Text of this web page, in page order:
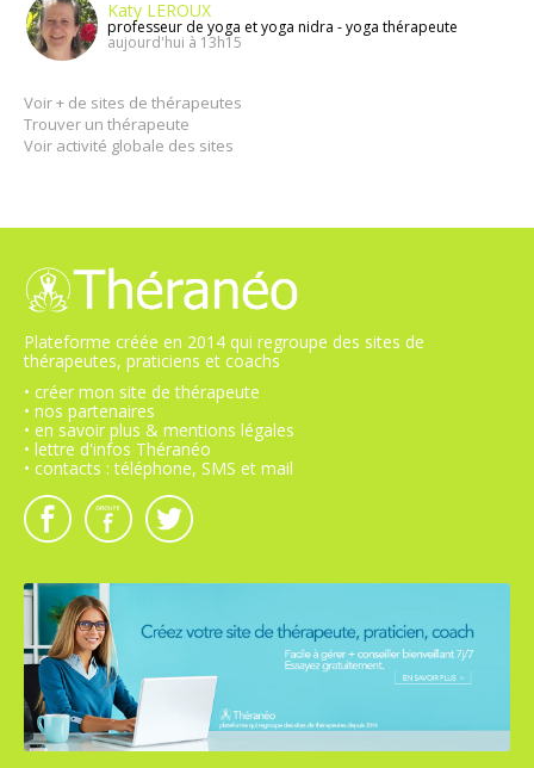
Katy LEROUX
professeur de yoga et yoga nidra - yoga thérapeute
aujourd'hui à 13h15
Voir + de sites de thérapeutes
Trouver un thérapeute
Voir activité globale des sites
Plateforme créée en 2014 qui regroupe des sites de
thérapeutes, praticiens et coachs
• créer mon site de thérapeute
• nos partenaires
• en savoir plus & mentions légales
• lettre d'infos Théranéo
• contacts : téléphone, SMS et mail